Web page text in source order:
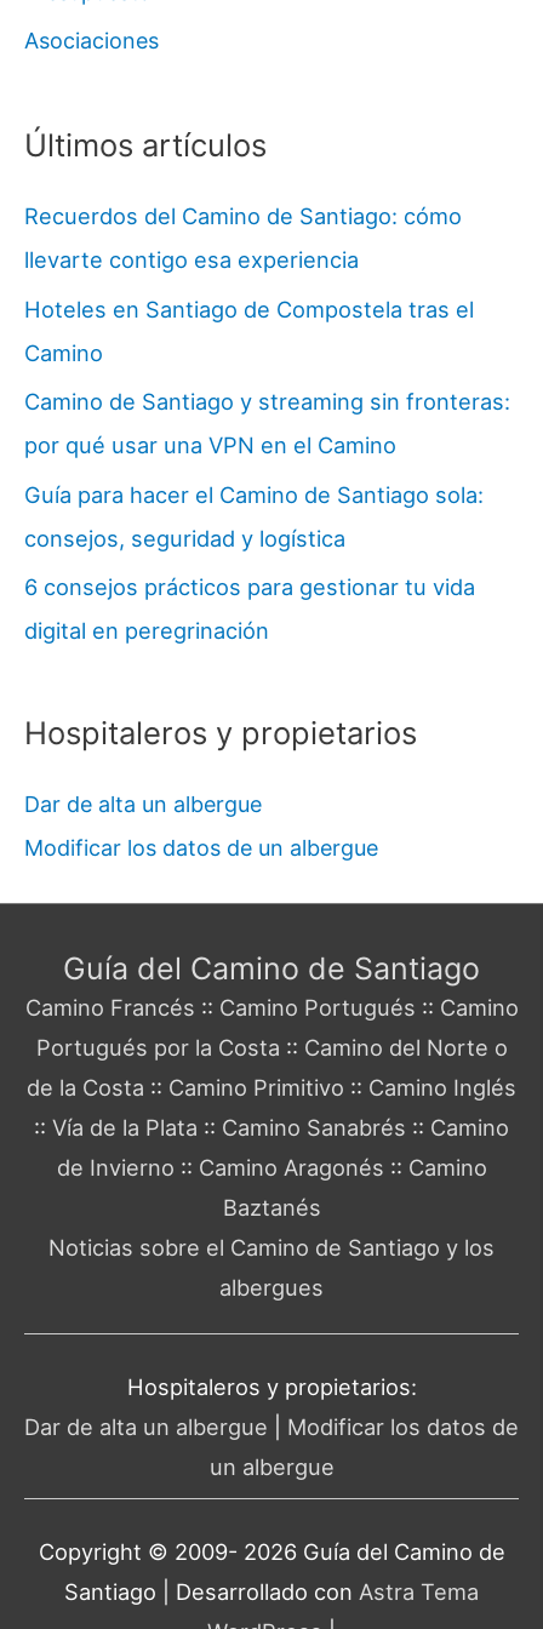
Asociaciones
Últimos artículos
Recuerdos del Camino de Santiago: cómo
llevarte contigo esa experiencia
Hoteles en Santiago de Compostela tras el
Camino
Camino de Santiago y streaming sin fronteras:
por qué usar una VPN en el Camino
Guía para hacer el Camino de Santiago sola:
consejos, seguridad y logística
6 consejos prácticos para gestionar tu vida
digital en peregrinación
Hospitaleros y propietarios
Dar de alta un albergue
Modificar los datos de un albergue
Guía del Camino de Santiago
Camino Francés :: Camino Portugués :: Camino
Portugués por la Costa :: Camino del Norte o
de la Costa :: Camino Primitivo :: Camino Inglés
:: Vía de la Plata :: Camino Sanabrés :: Camino
de Invierno :: Camino Aragonés :: Camino
Baztanés
Noticias sobre el Camino de Santiago y los
albergues
Hospitaleros y propietarios:
Dar de alta un albergue
Modificar los datos de
un albergue
Copyright © 2009- 2026 Guía del Camino de
Santiago | Desarrollado con Astra Tema